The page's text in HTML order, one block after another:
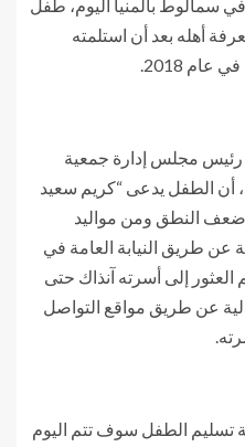
في سمالوط بالمنيا اليوم، طفل
لعدم معرفة أهله بعد أن استلمته
2018.
مجلس إدارة جمعية
أن الطفل يدعى “كريم سعيد
من ضعف النطق ومن مواليد
عن طريق النيابة العامة في
يتم العثور إلى أسرته آنذاك حتى
عن طريق مواقع التواصل
تسليم الطفل سوف تتم اليوم